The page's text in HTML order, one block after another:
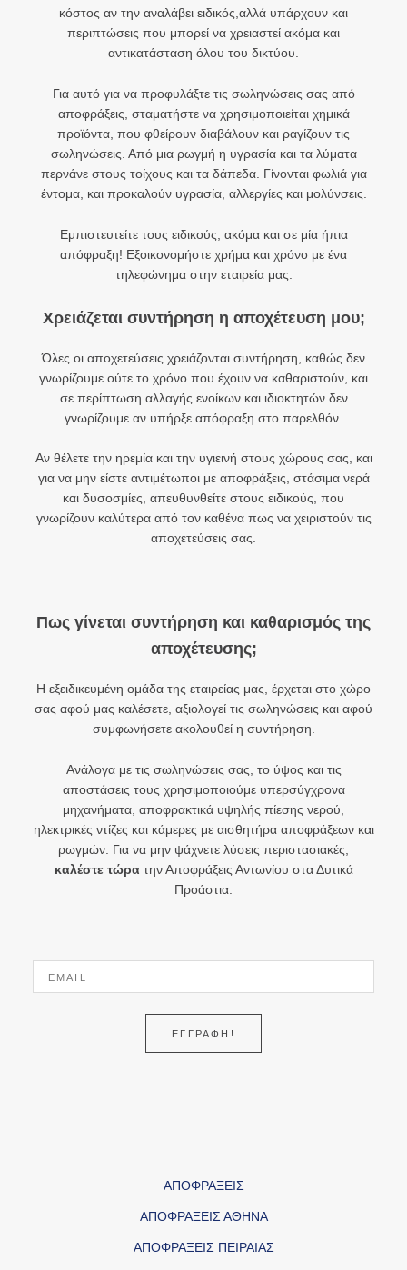
κόστος αν την αναλάβει ειδικός,αλλά υπάρχουν και
περιπτώσεις που μπορεί να χρειαστεί ακόμα και
αντικατάσταση όλου του δικτύου.
Για αυτό για να προφυλάξτε τις σωληνώσεις σας από
αποφράξεις, σταματήστε να χρησιμοποιείται χημικά
προϊόντα, που φθείρουν διαβάλουν και ραγίζουν τις
σωληνώσεις. Από μια ρωγμή η υγρασία και τα λύματα
περνάνε στους τοίχους και τα δάπεδα. Γίνονται φωλιά για
έντομα, και προκαλούν υγρασία, αλλεργίες και μολύνσεις.
Εμπιστευτείτε τους ειδικούς, ακόμα και σε μία ήπια
απόφραξη! Εξοικονομήστε χρήμα και χρόνο με ένα
τηλεφώνημα στην εταιρεία μας.
Χρειάζεται συντήρηση η αποχέτευση μου;
Όλες οι αποχετεύσεις χρειάζονται συντήρηση, καθώς δεν
γνωρίζουμε ούτε το χρόνο που έχουν να καθαριστούν, και
σε περίπτωση αλλαγής ενοίκων και ιδιοκτητών δεν
γνωρίζουμε αν υπήρξε απόφραξη στο παρελθόν.
Αν θέλετε την ηρεμία και την υγιεινή στους χώρους σας, και
για να μην είστε αντιμέτωποι με αποφράξεις, στάσιμα νερά
και δυσοσμίες, απευθυνθείτε στους ειδικούς, που
γνωρίζουν καλύτερα από τον καθένα πως να χειριστούν τις
αποχετεύσεις σας.
Πως γίνεται συντήρηση και καθαρισμός της
αποχέτευσης;
Η εξειδικευμένη ομάδα της εταιρείας μας, έρχεται στο χώρο
σας αφού μας καλέσετε, αξιολογεί τις σωληνώσεις και αφού
συμφωνήσετε ακολουθεί η συντήρηση.
Ανάλογα με τις σωληνώσεις σας, το ύψος και τις
αποστάσεις τους χρησιμοποιούμε υπερσύγχρονα
μηχανήματα, αποφρακτικά υψηλής πίεσης νερού,
ηλεκτρικές ντίζες και κάμερες με αισθητήρα αποφράξεων και
ρωγμών. Για να μην ψάχνετε λύσεις περιστασιακές,
καλέστε τώρατην Αποφράξεις Αντωνίου στα Δυτικά
Προάστια.
ΕΓΓΡΑΦΗ!
ΑΠΟΦΡΑΞΕΙΣ
ΑΠΟΦΡΑΞΕΙΣ ΑΘΗΝΑ
ΑΠΟΦΡΑΞΕΙΣ ΠΕΙΡΑΙΑΣ